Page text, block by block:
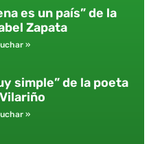
es un país” de la
Zapata
»
simple” de la poeta
»